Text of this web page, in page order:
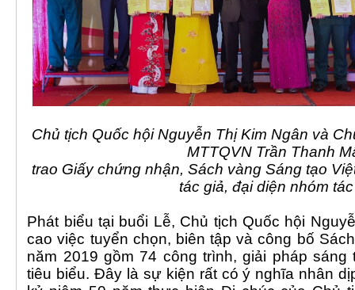
Chủ tịch Quốc hội Nguyễn Thị Kim Ngân và
MTTQVN Trần Thanh
trao Giấy chứng nhận, Sách vàng Sáng tạo
tác giả, đại diện nhóm
Phát biểu tại buổi Lễ, Chủ tịch Quốc hội
cao việc tuyển chọn, biên tập và công bố
năm 2019 gồm 74 công trình, giải pháp
tiêu biểu. Đây là sự kiện rất có ý nghĩa nhân